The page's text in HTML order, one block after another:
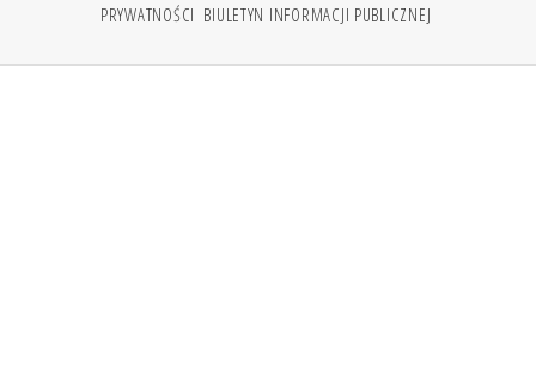
PRYWATNOŚCI BIULETYN INFORMACJI PUBLICZNEJ